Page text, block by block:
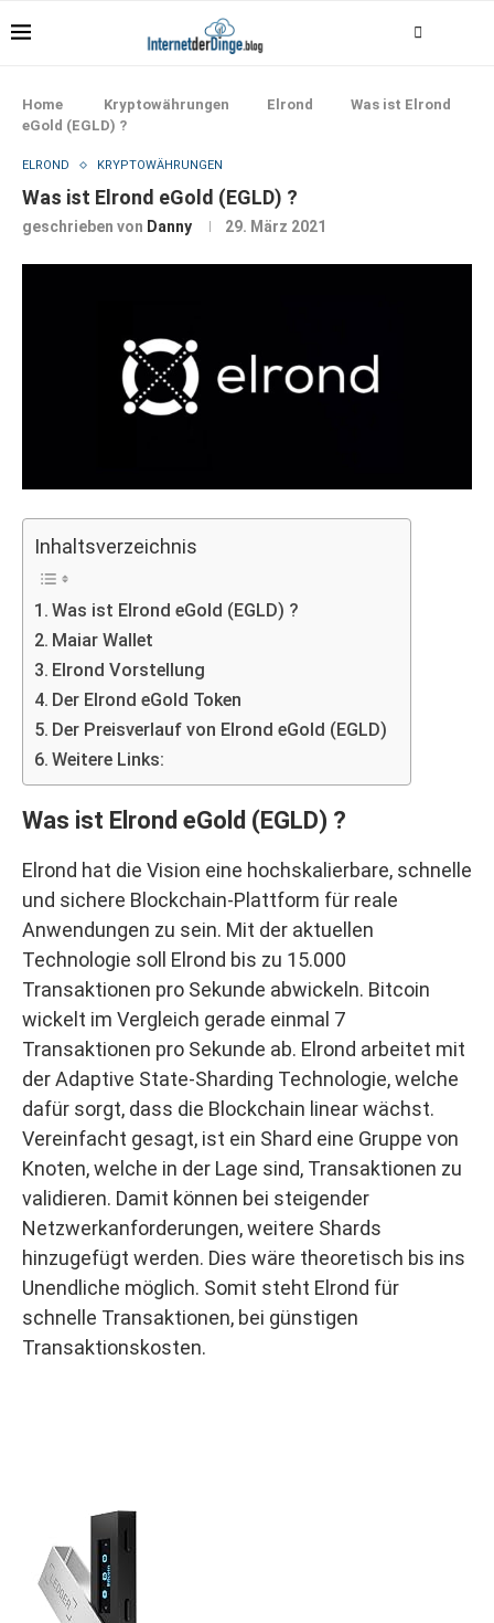
Home Kryptowährungen Elrond
Was ist Elrond
eGold (EGLD) ?
ELROND KRYPTOWÄHRUNGEN
Was ist Elrond eGold (EGLD) ?
geschrieben von Danny 29. März 2021
Inhaltsverzeichnis
Was ist Elrond eGold (EGLD) ?
Maiar Wallet
Elrond Vorstellung
Der Elrond eGold Token
Der Preisverlauf von Elrond eGold (EGLD)
Weitere Links:
Was ist Elrond eGold (EGLD) ?
Elrond hat die Vision eine hochskalierbare, schnelle
und sichere Blockchain-Plattform für reale
Anwendungen zu sein. Mit der aktuellen
Technologie soll Elrond bis zu 15.000
Transaktionen pro Sekunde abwickeln. Bitcoin
wickelt im Vergleich gerade einmal 7
Transaktionen pro Sekunde ab. Elrond arbeitet mit
der Adaptive State-Sharding Technologie, welche
dafür sorgt, dass die Blockchain linear wächst.
Vereinfacht gesagt, ist ein Shard eine Gruppe von
Knoten, welche in der Lage sind, Transaktionen zu
validieren. Damit können bei steigender
Netzwerkanforderungen, weitere Shards
hinzugefügt werden. Dies wäre theoretisch bis ins
Unendliche möglich. Somit steht Elrond für
schnelle Transaktionen, bei günstigen
Transaktionskosten.